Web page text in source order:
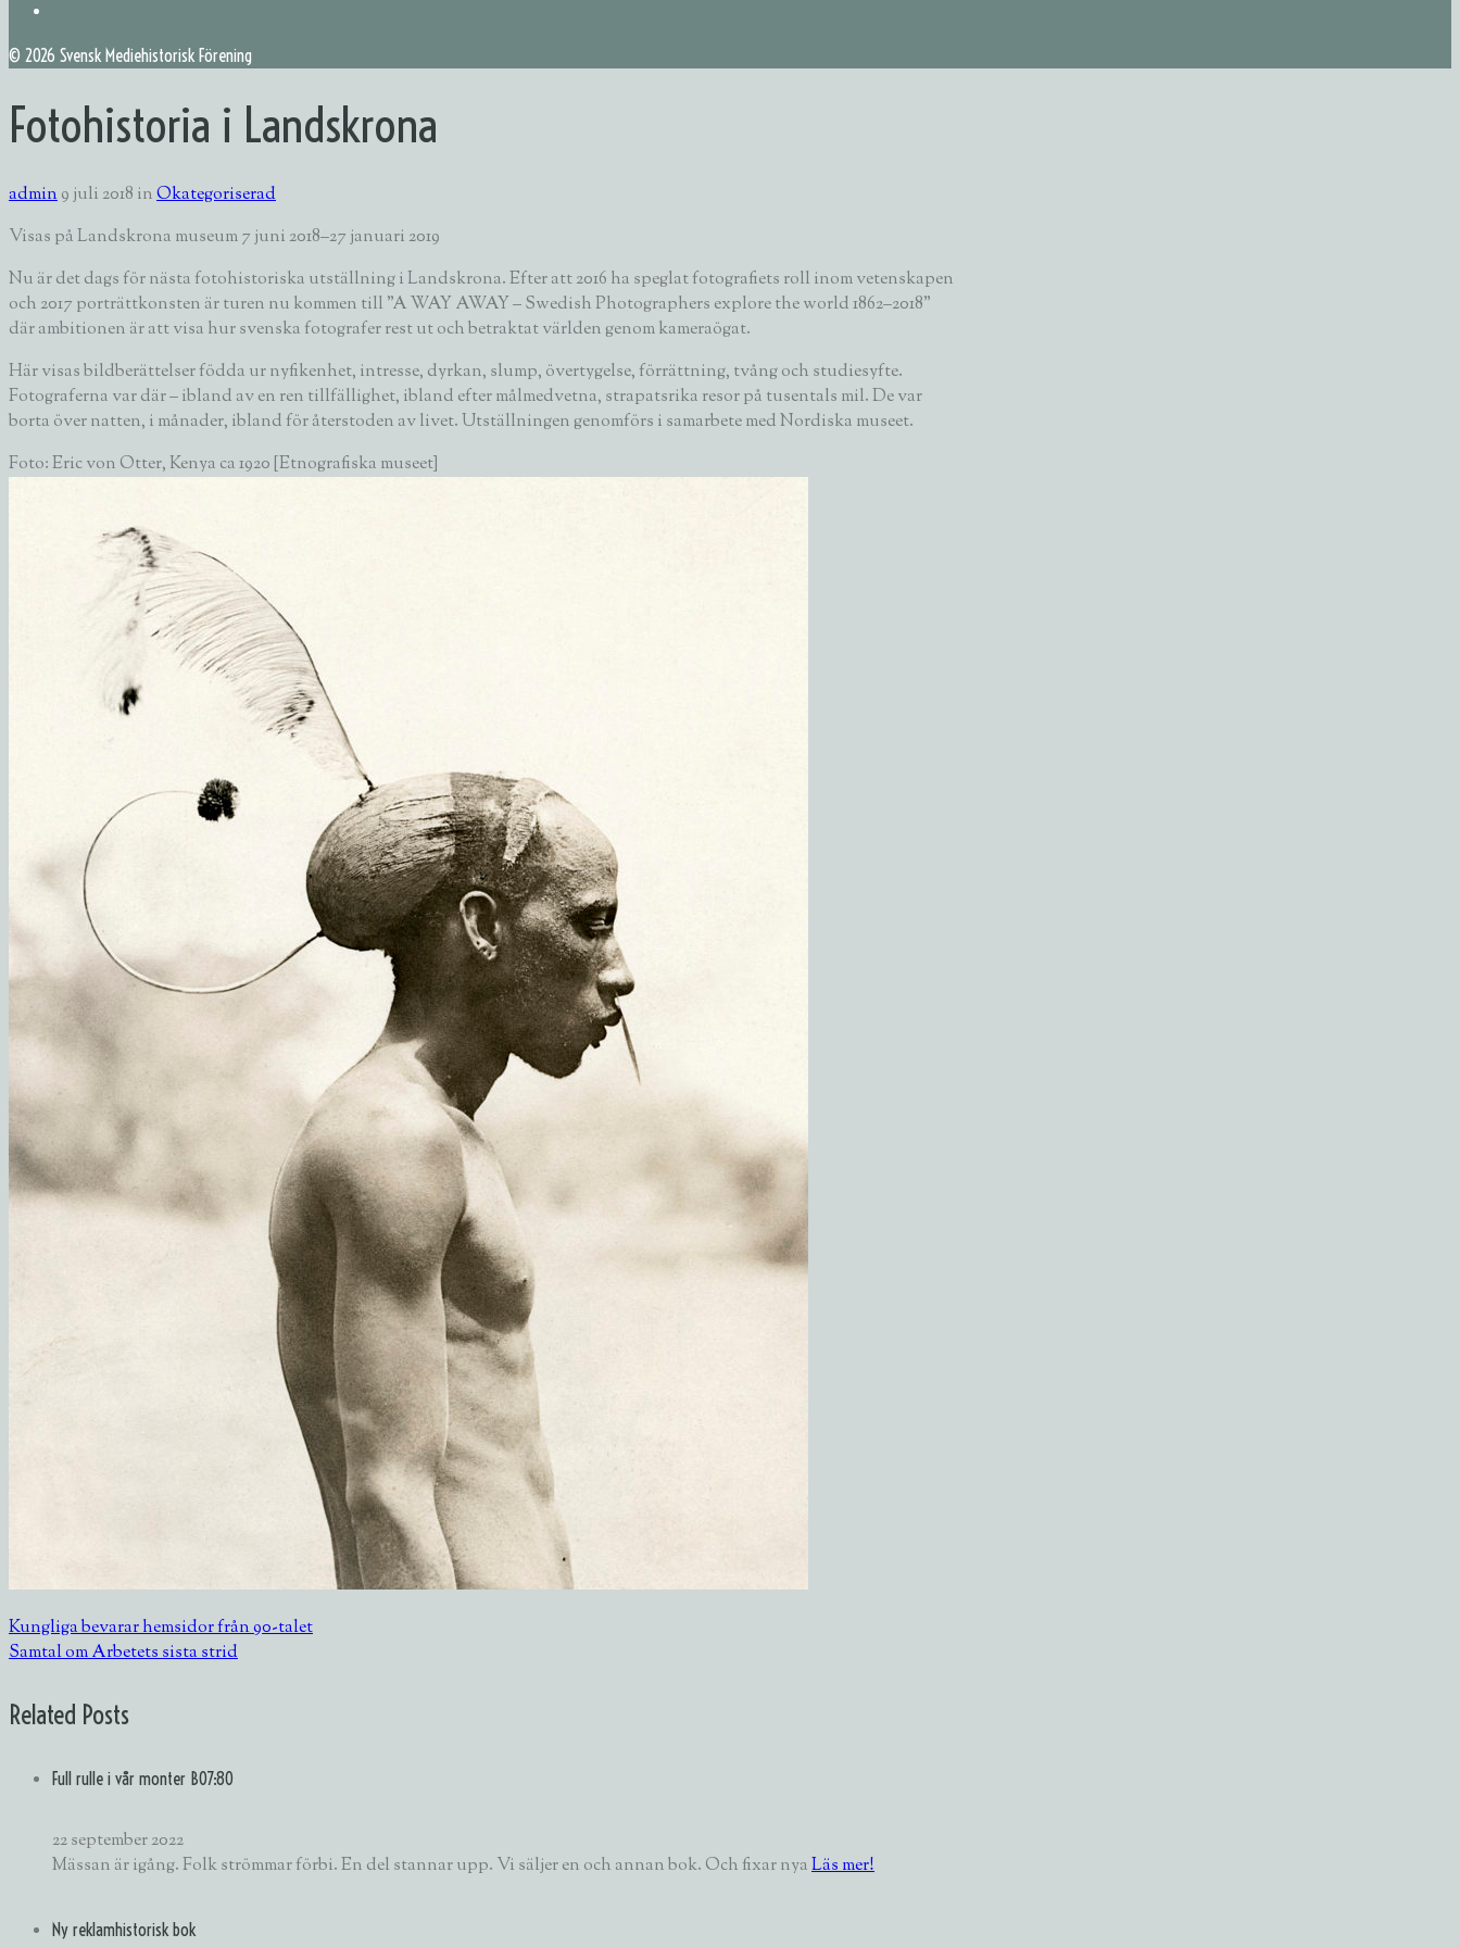
© 2026 Svensk Mediehistorisk Förening
Fotohistoria i Landskrona
admin9 juli 2018 inOkategoriserad
Visas på Landskrona museum 7 juni 2018–27 januari 2019
Nu är det dags för nästa fotohistoriska utställning i Landskrona. Efter att 2016 ha speglat fotografiets roll inom vetenskapen
och 2017 porträttkonsten är turen nu kommen till ”A WAY AWAY – Swedish Photographers explore the world 1862–2018”
där ambitionen är att visa hur svenska fotografer rest ut och betraktat världen genom kameraögat.
Här visas bildberättelser födda ur nyfikenhet, intresse, dyrkan, slump, övertygelse, förrättning, tvång och studiesyfte.
Fotograferna var där – ibland av en ren tillfällighet, ibland efter målmedvetna, strapatsrika resor på tusentals mil. De var
borta över natten, i månader, ibland för återstoden av livet. Utställningen genomförs i samarbete med Nordiska museet.
Foto: Eric von Otter, Kenya ca 1920 [Etnografiska museet]
Kungliga bevarar hemsidor från 90-talet
Samtal om Arbetets sista strid
Related Posts
Full rulle i vår monter BO7:80
22 september 2022
Mässan är igång. Folk strömmar förbi. En del stannar upp. Vi säljer en och annan bok. Och fixar nyaLäs mer!
Ny reklamhistorisk bok